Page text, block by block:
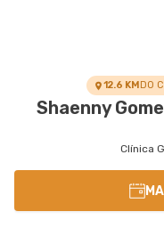
12.6 KMDO
Shaenny
Clínica